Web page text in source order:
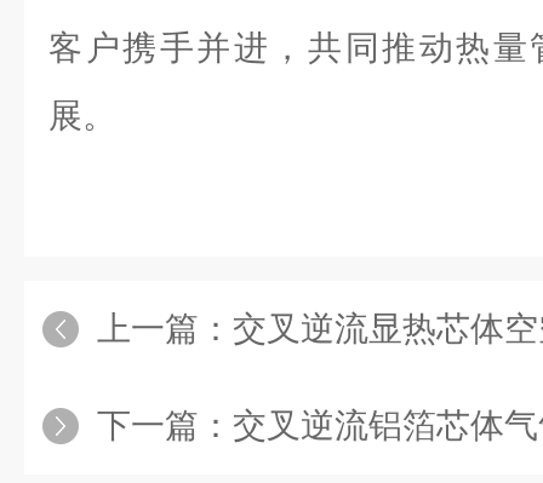
客户携手并进，共同推动热
展。
上一篇： 交叉逆流显热芯体
下一篇： 交叉逆流铝箔芯体